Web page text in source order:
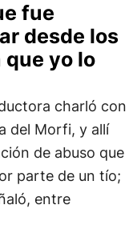
fue
desde los
que yo lo
charló con
del Morfi, y allí
de abuso que
parte de un tío;
entre